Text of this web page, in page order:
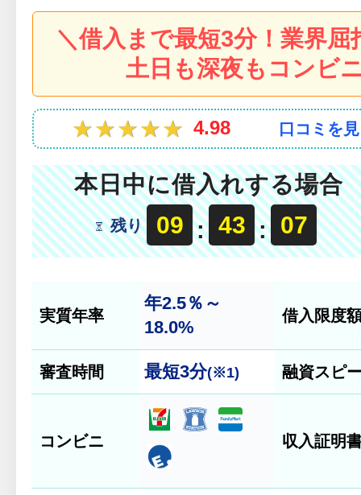
＼借入まで最短3分！業界
土日も深夜もコンビ
★★★★★
★★★★★ 4.98 口コミを
本日中に借入れする場合
残り 09 : 43 : 06
実質年率
年2.5％～
18.0%
借入限度
審査時間 最短3分(※1) 融資スピ
コンビニ 収入証明